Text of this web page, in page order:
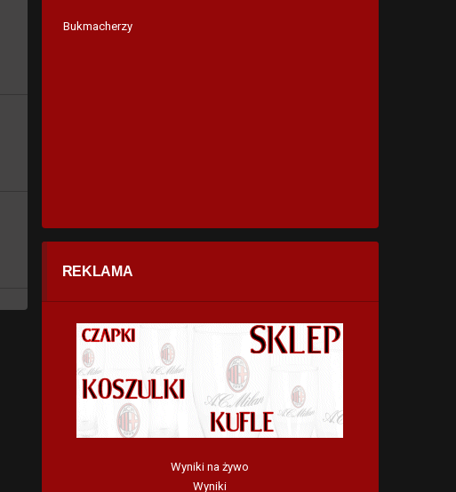
Bukmacherzy
REKLAMA
Wyniki na żywo
Wyniki